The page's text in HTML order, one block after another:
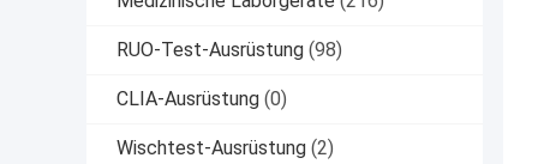
RUO-Test-Ausrüstung (98)
CLIA-Ausrüstung (0)
Wischtest-Ausrüstung (2)